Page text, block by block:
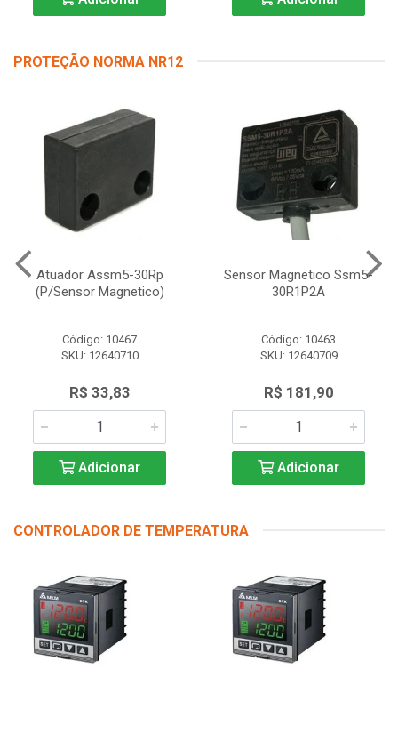
PROTEÇÃO NORMA NR12
Atuador Assm5-30Rp
(P/Sensor Magnetico)
Código: 10467
SKU: 12640710
R$ 33,83
Adicionar
Sensor Magnetico Ssm5-
30R1P2A
Código: 10463
SKU: 12640709
R$ 181,90
Adicionar
CONTROLADOR DE TEMPERATURA